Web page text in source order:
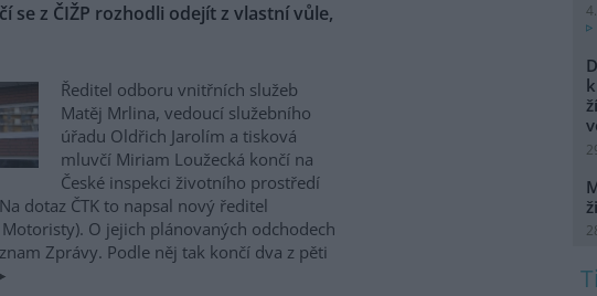
se z ČIŽP rozhodli odejít z vlastní vůle,
Ředitel odboru vnitřních služeb
Matěj Mrlina, vedoucí služebního
úřadu Oldřich Jarolím a tisková
mluvčí Miriam Loužecká končí na
České inspekci životního prostředí
dotaz ČTK to napsal nový ředitel
Motoristy). O jejich plánovaných odchodech
Zprávy. Podle něj tak končí dva z pěti